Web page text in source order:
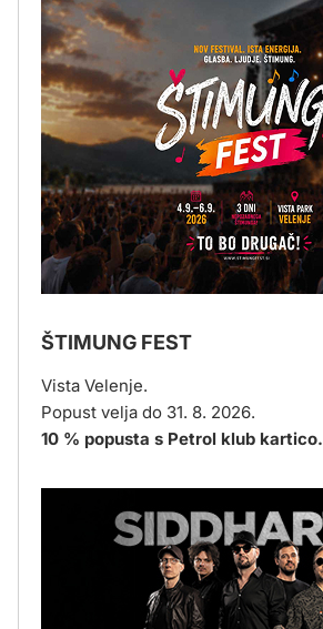
ŠTIMUNG FEST
Vista Velenje.
Popust velja do 31. 8. 2026.
10 % popusta s Petrol klub kartico.